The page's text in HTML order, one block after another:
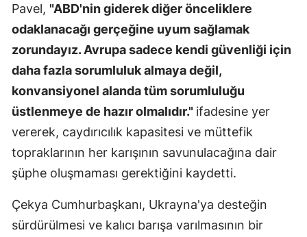
Tunceli
Uşak
Van
Aksaray
Pavel, "ABD'nin giderek diğer önceliklere
odaklanacağı gerçeğine uyum sağlamak
zorundayız. Avrupa sadece kendi güvenliği için
daha fazla sorumluluk almaya değil,
konvansiyonel alanda tüm sorumluluğu
üstlenmeye de hazır olmalıdır." ifadesine yer
vererek, caydırıcılık kapasitesi ve müttefik
topraklarının her karışının savunulacağına dair
şüphe oluşmaması gerektiğini kaydetti.
Çekya Cumhurbaşkanı, Ukrayna'ya desteğin
sürdürülmesi ve kalıcı barışa varılmasının bir